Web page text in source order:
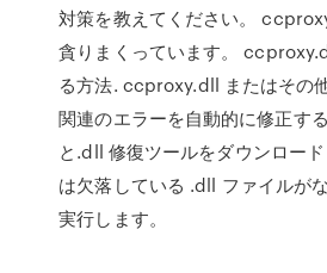
対策を教えてください。
貪りまくっています。
る方法. ccproxy.dll またはその
関連のエラーを自動的に修正す
と.dll 修復ツールをダウンロー
は欠落している .dll ファイルが
実行します。